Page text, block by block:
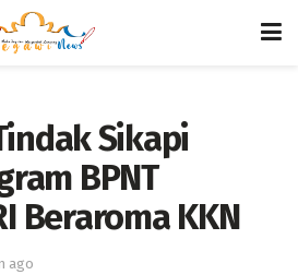
Sikapi
BPNT
Beraroma KKN
ago